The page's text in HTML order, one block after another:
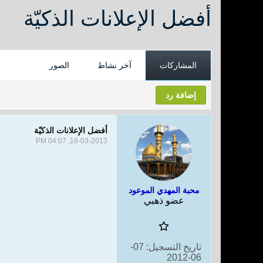
أفضل الإعلانات الذكيّة
المشاركات آخر نشاط الصور
إضافة رد
محبة المهدي الموعود
عضو ذهبي
تاريخ التسجيل:
07-
06-2012
أفضل الإعلانات الذكيّة
16-03-2013, 04:07 PM